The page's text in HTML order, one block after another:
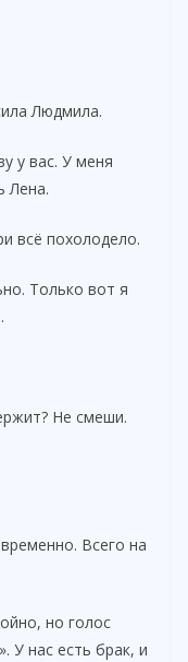
Людмила.
у вас. У меня
Лена.
всё похолодело.
Только вот я
Не смеши.
Всего на
но голос
У нас есть брак, и